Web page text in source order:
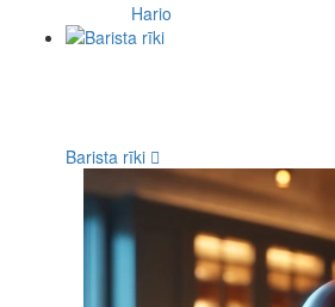
Hario
Barista rīki